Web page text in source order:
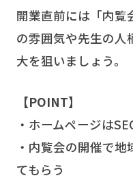
開業直前には「内覧
の雰囲気や先生の人
大を狙いましょう。
【POINT】
・ホームページは
・内覧会の開催で
てもらう